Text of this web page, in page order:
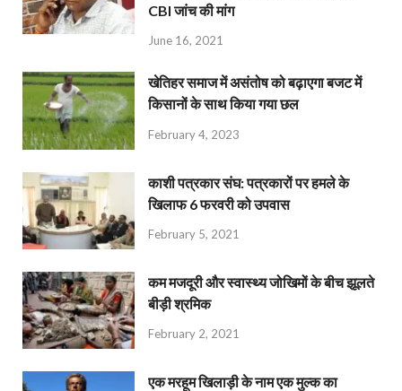
CBI जांच की मांग
June 16, 2021
खेतिहर समाज में असंतोष को बढ़ाएगा बजट में
किसानों के साथ किया गया छल
February 4, 2023
काशी पत्रकार संघ: पत्रकारों पर हमले के
खिलाफ 6 फरवरी को उपवास
February 5, 2021
कम मजदूरी और स्वास्थ्य जोखिमों के बीच झूलते
बीड़ी श्रमिक
February 2, 2021
एक मरहूम खिलाड़ी के नाम एक मुल्क का